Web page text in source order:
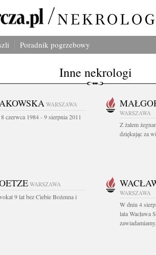
Poradnik pogrzebowy
Inne nekrologi
WARSZAWA
czerwca 1984 - 9 sierpnia 2011
WARSZAWA
Z żalem
dziękując za
WARSZAWA
9 lat bez Ciebie Bożenna i
WARSZAWA
W dniu 4
lata Wacława